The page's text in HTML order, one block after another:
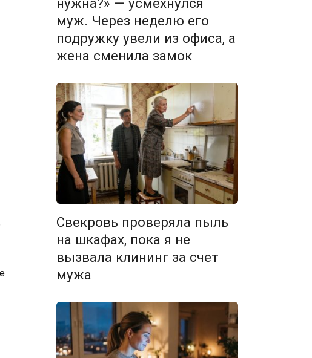
муж. Через неделю его
подружку увели из офиса, а
жена сменила замок
Свекровь проверяла пыль
на шкафах, пока я не
вызвала клининг за счет
мужа